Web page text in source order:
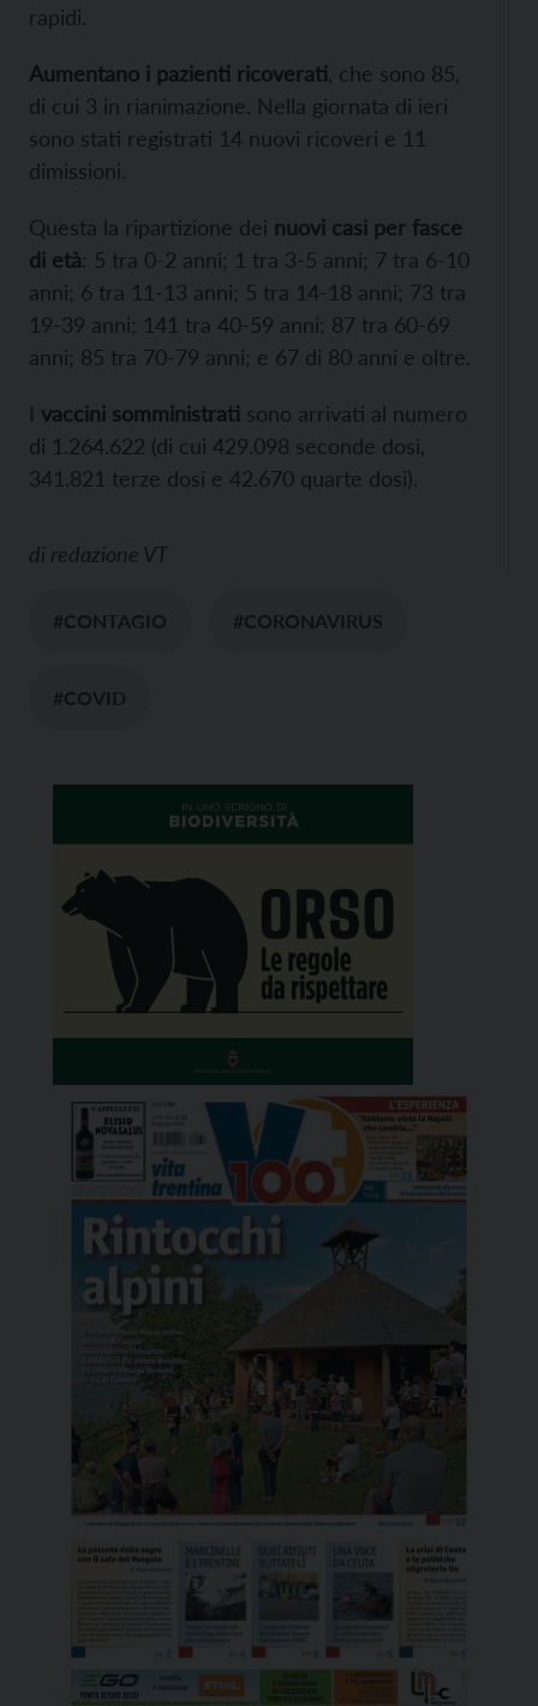
rapidi.
Aumentano i pazienti ricoverati , che sono 85,
di cui 3 in rianimazione. Nella giornata di ieri
sono stati registrati 14 nuovi ricoveri e 11
dimissioni.
Questa la ripartizione dei nuovi casi per fasce
di età: 5 tra 0-2 anni; 1 tra 3-5 anni; 7 tra 6-10
anni; 6 tra 11-13 anni; 5 tra 14-18 anni; 73 tra
19-39 anni; 141 tra 40-59 anni; 87 tra 60-69
anni; 85 tra 70-79 anni; e 67 di 80 anni e oltre.
I vaccini somministrati sono arrivati al numero
di 1.264.622 (di cui 429.098 seconde dosi,
341.821 terze dosi e 42.670 quarte dosi).
di redazione VT
#CONTAGIO #CORONAVIRUS
#COVID